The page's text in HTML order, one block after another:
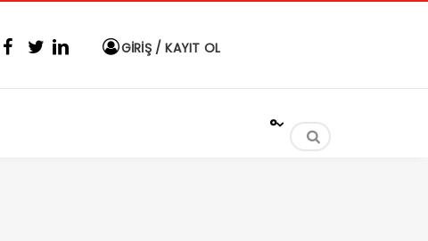
GİRİŞ / KAYIT OL
°